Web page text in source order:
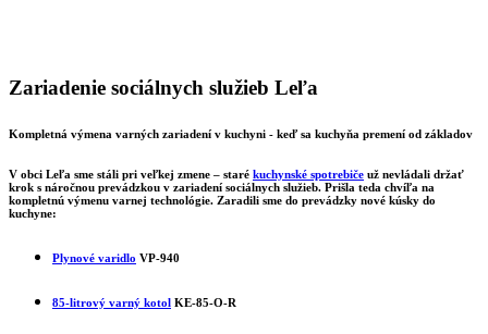
Zariadenie sociálnych služieb Leľa
Kompletná výmena varných zariadení v kuchyni - keď sa kuchyňa premení od základov
V obci Leľa sme stáli pri veľkej zmene – staré kuchynské spotrebiče už nevládali držať
krok s náročnou prevádzkou v zariadení sociálnych služieb. Prišla teda chvíľa na
kompletnú výmenu varnej technológie. Zaradili sme do prevádzky nové kúsky do
kuchyne:
Plynové varidlo VP-940
85-litrový varný kotol KE-85-O-R